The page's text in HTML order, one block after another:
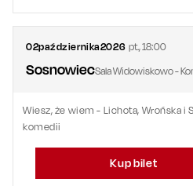
02października2026 pt.,18:00
SosnowiecSala Widowiskowo -
Wiesz, że wiem - Lichota, Wrońska i
komedii
Kup bilet